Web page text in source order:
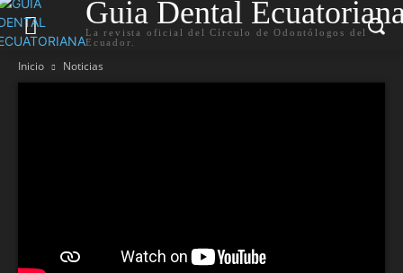
Guia Dental
La revista oficial del Círculo de Odontólogos del
Ecuador.
Inicio Noticias